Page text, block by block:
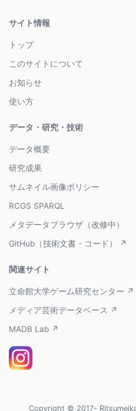
サイト情報
トップ
このサイトについて
お知らせ
使い方
データ・研究・技術
データ概要
研究成果
サムネイル画像ポリシー
RCGS SPARQL
メタデータブラウザ（改修中）
GitHub（技術文書・コード） ↗
関連サイト
立命館大学ゲーム研究センター ↗
メディア芸術データベース ↗
MADB Lab ↗
Copyright © 2017-